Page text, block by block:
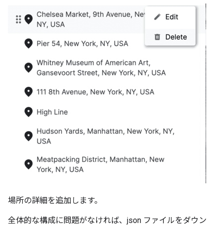
場所の詳細を追加します。
全体的な構成に問題がなければ、json ファイルをダウン